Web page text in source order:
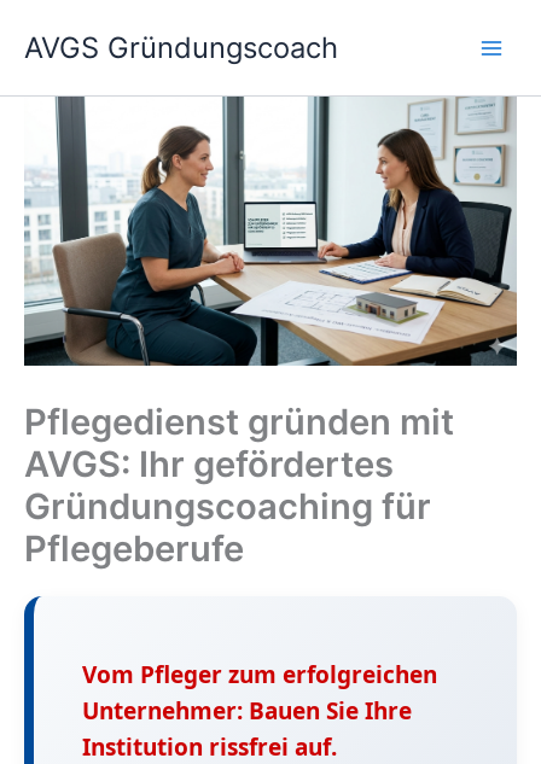
InhaltAVGS Gründungscoach
Pflegedienst gründen mit
AVGS: Ihr gefördertes
Gründungscoaching für
Pflegeberufe
Vom Pfleger zum erfolgreichen
Unternehmer: Bauen Sie Ihre
Institution rissfrei auf.